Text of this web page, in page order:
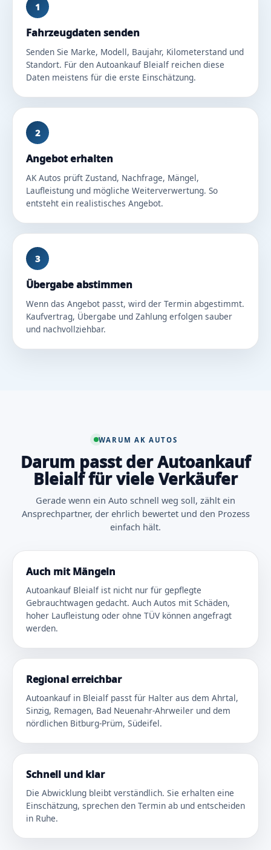
1
Fahrzeugdaten senden
Senden Sie Marke, Modell, Baujahr, Kilometerstand und
Standort. Für den Autoankauf Bleialf reichen diese
Daten meistens für die erste Einschätzung.
2
Angebot erhalten
AK Autos prüft Zustand, Nachfrage, Mängel,
Laufleistung und mögliche Weiterverwertung. So
entsteht ein realistisches Angebot.
3
Übergabe abstimmen
Wenn das Angebot passt, wird der Termin abgestimmt.
Kaufvertrag, Übergabe und Zahlung erfolgen sauber
und nachvollziehbar.
WARUM AK AUTOS
Darum passt der Autoankauf
Bleialf für viele Verkäufer
Gerade wenn ein Auto schnell weg soll, zählt ein
Ansprechpartner, der ehrlich bewertet und den Prozess
einfach hält.
Auch mit Mängeln
Autoankauf Bleialf ist nicht nur für gepflegte
Gebrauchtwagen gedacht. Auch Autos mit Schäden,
hoher Laufleistung oder ohne TÜV können angefragt
werden.
Regional erreichbar
Autoankauf in Bleialf passt für Halter aus dem Ahrtal,
Sinzig, Remagen, Bad Neuenahr-Ahrweiler und dem
nördlichen Bitburg-Prüm, Südeifel.
Schnell und klar
Die Abwicklung bleibt verständlich. Sie erhalten eine
Einschätzung, sprechen den Termin ab und entscheiden
in Ruhe.